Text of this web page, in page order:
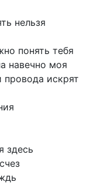
нельзя
понять тебя
навечно моя
провода искрят
здесь